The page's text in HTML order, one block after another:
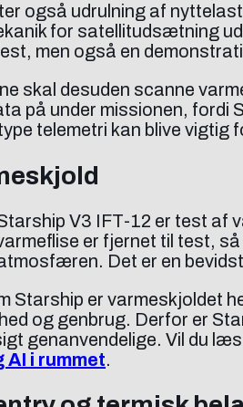
også udrulning af
for satellitudsætning
men også en
skal desuden scanne
på under missionen, fordi
telemetri kan blive vigtig
V3 IFT-12 er test af
er fjernet til test,
Det er en
Starship er varmeskjoldet
og genbrug. Derfor er
genanvendelige. Vil du
i rummet.